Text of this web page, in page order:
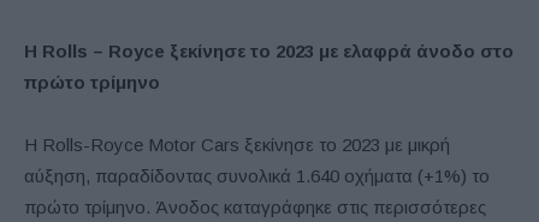
Η Rolls – Royce ξεκίνησε το 2023 με ελαφρά άνοδο στο
πρώτο τρίμηνο
Η Rolls-Royce Motor Cars ξεκίνησε το 2023 με μικρή
αύξηση, παραδίδοντας συνολικά 1.640 οχήματα (+1%) το
πρώτο τρίμηνο. Άνοδος καταγράφηκε στις περισσότερες